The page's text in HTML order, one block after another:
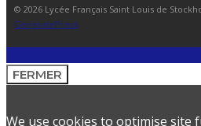
© 2026 Lycée Français Saint Louis de
GeneratePress
FERMER
We use cookies to optimise site